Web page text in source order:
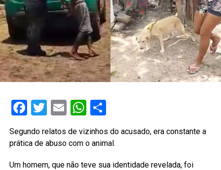
Facebook
Twitter
EmailWhatsApp
Share
Segundo relatos de vizinhos do acusado, era constante a
prática de abuso com o animal.
Um homem, que não teve sua identidade revelada, foi